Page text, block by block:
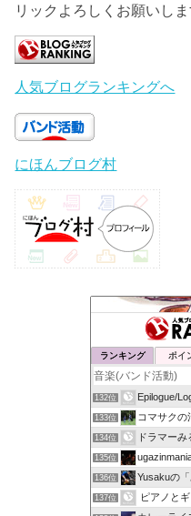
リックよろしくお願いしま
人気ブログランキングへ
にほんブログ村
ランキング ポイ
132位 Epilogue/
133位 コマサクの
134位 ドラマーみ
135位
136位 Yusakuの「
137位 ピアノと